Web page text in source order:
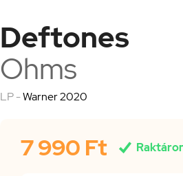
Deftones
Ohms
LP -Warner 2020
7 990 Ft 